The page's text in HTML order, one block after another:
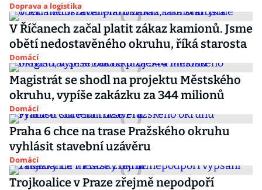
Doprava a logistika
V Říčanech začal platit zákaz kamionů. Jsme
obětí nedostavěného okruhu, říká starosta
Domácí
Magistrát se shodl na projektu Městského
okruhu, vypíše zakázku za 344 milionů
Domácí
Praha 6 chce na trase Pražského okruhu
vyhlásit stavební uzávěru
Domácí
Trojkoalice v Praze zřejmě nepodpoří